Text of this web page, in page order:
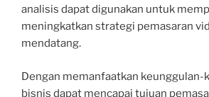
analisis dapat digunakan untuk
meningkatkan strategi pemasaran
mendatang.
Dengan memanfaatkan keunggulan-
bisnis dapat mencapai tujuan